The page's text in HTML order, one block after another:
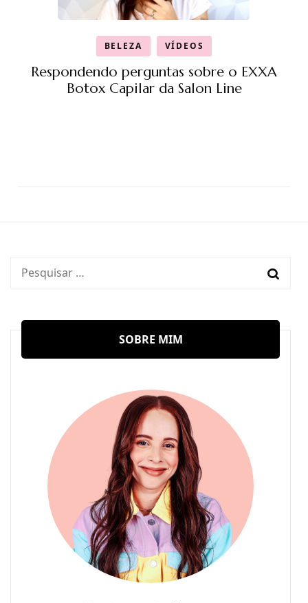
BELEZA VÍDEOS
Respondendo perguntas sobre o EXXA
Botox Capilar da Salon Line
Pesquisar
SOBRE MIM